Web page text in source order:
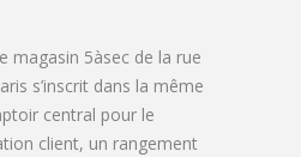
magasin 5àsec de la rue
s’inscrit dans la même
central pour le
client, un rangement